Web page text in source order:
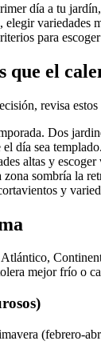
día a tu
para
que el
revisa estos
Dos
día sea
altas y
sombría la
y
mejor frío o
(febrero-